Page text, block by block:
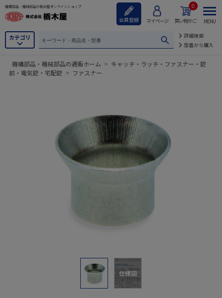
機構部品・機械部品の栃木屋オンラインショップ
会員登録 マイページ 買い物かご
0
カテゴリ
詳細検索
型番から購入
MENU
機構部品・機械部品の通販ホーム > キャッチ・ラッチ・ファスナー・錠
前・電気錠・宅配錠 > ファスナー
仕様図